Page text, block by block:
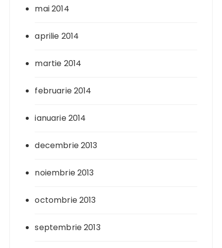
mai 2014
aprilie 2014
martie 2014
februarie 2014
ianuarie 2014
decembrie 2013
noiembrie 2013
octombrie 2013
septembrie 2013